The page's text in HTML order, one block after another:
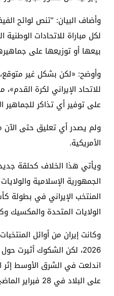
لكل مباراة للاتحادات
بيعها أو توزيعها على
وأوضح: «لكن بشكل غير
للاتحاد الإيراني لكرة
على توفير أي تذاكر للجماهير
ولم يصدر أي تعليق حتى الآن
الأمريكية.
ويأتي هذا الخلاف كحلقة
الجمهورية الإسلامية
المنتخب الإيراني في بطولة
الولايات المتحدة والمكسيك
وكانت إيران من أوائل
2026، لكن الشكوك أثيرت
اندلعت في الشرق الأوسط إثر
على البلاد في 28 فبراير الماضي.